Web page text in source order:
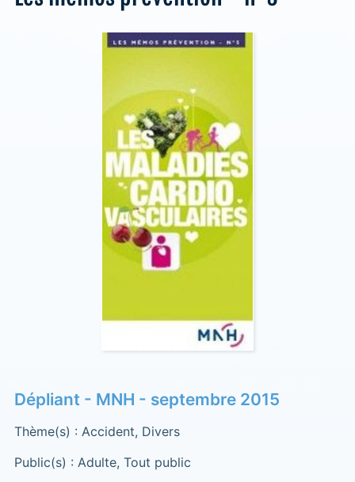
Dépliant - MNH - septembre 2015
Thème(s) : Accident, Divers
Public(s) : Adulte, Tout public